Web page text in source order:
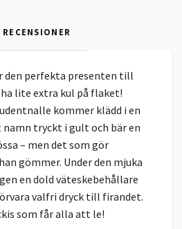
RECENSIONER
den perfekta presenten till
lite extra kul på flaket!
kommer klädd i en
tryckt i gult och bär en
– men det som gör
gömmer. Under den mjuka
en dold väteskebehållare
valfri dryck till firandet.
som får alla att le!